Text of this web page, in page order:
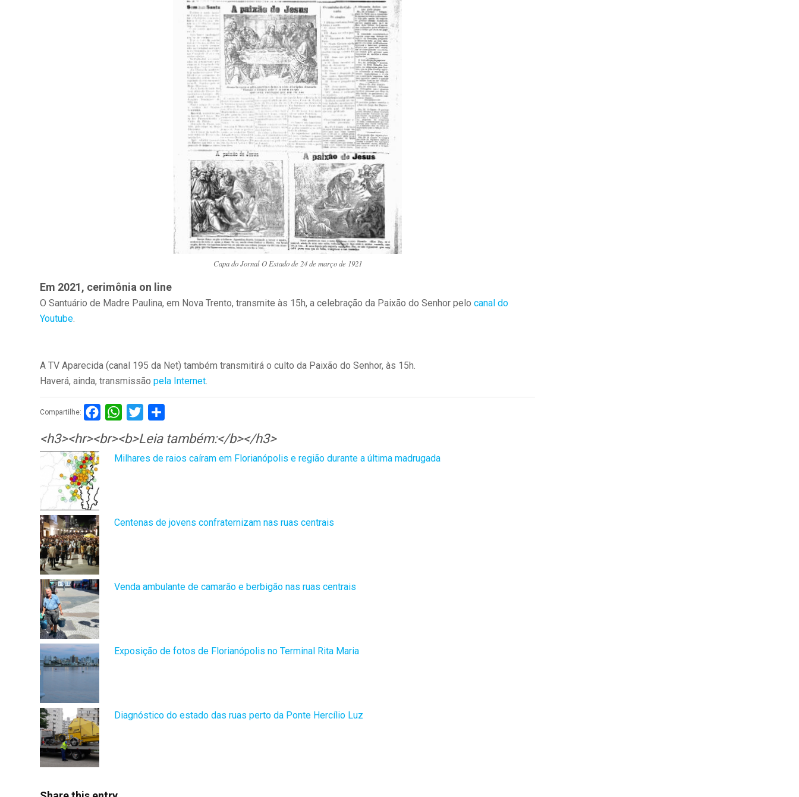
Capa do Jornal O Estado de 24 de março de 1921
Em 2021, cerimônia on line
O Santuário de Madre Paulina, em Nova Trento, transmite às 15h, a celebração da Paixão do Senhor pelo canal do
Youtube
A TV Aparecida (canal 195 da Net) também transmitirá o culto da Paixão do Senhor, às 15h.
Haverá, ainda, transmissão pela Internet
Compartilhe: FacebookWhatsApp
Twitter
<h3><hr><br><b>Leia também:</b></h3>
Milhares de raios caíram em Florianópolis e região durante a última madrugada
Centenas de jovens confraternizam nas ruas centrais
Venda ambulante de camarão e berbigão nas ruas centrais
Exposição de fotos de Florianópolis no Terminal Rita Maria
Diagnóstico do estado das ruas perto da Ponte Hercílio Luz